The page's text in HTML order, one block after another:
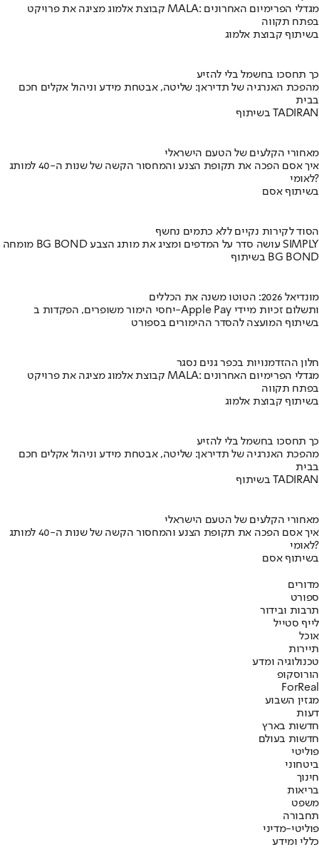
קבוצת אלמוג מציגה את פרויקט MALA: מגדלי הפרימיום האחרונים
בפתח תקווה
בשיתוף קבוצת אלמוג
כך תחסכו בחשמל בלי להזיע
מהפכת האנרגיה של תדיראן: שליטה, אבטחת מידע וניהול אקלים חכם
בבית
בשיתוף TADIRAN
מאחורי הקלעים של הטעם הישראלי
איך אסם הפכה את תקופת הצנע והמחסור הקשה של שנות ה-40 למותג
לאומי?
בשיתוף אסם
הסוד לקירות נקיים ללא כתמים נחשף
מומחה BG BOND עושה סדר על המדפים ומציג את מותג הצבע SIMPLY
בשיתוף BG BOND
מונדיאל 2026: הטוטו משנה את הכללים
יחסי הימור משופרים, הפקדות ב-Apple Pay ותשלום זכיות מיידי
בשיתוף המועצה להסדר ההימורים בספורט
חלון ההזדמנויות בכפר גנים נסגר
קבוצת אלמוג מציגה את פרויקט MALA: מגדלי הפרימיום האחרונים
בפתח תקווה
בשיתוף קבוצת אלמוג
כך תחסכו בחשמל בלי להזיע
מהפכת האנרגיה של תדיראן: שליטה, אבטחת מידע וניהול אקלים חכם
בבית
בשיתוף TADIRAN
מאחורי הקלעים של הטעם הישראלי
איך אסם הפכה את תקופת הצנע והמחסור הקשה של שנות ה-40 למותג
לאומי?
בשיתוף אסם
מדורים
ספורט
תרבות ובידור
לייף סטייל
אוכל
תיירות
טכנולוגיה ומדע
הורוסקופ
ForReal
מגזין השבוע
דעות
חדשות בארץ
חדשות בעולם
פוליטי
ביטחוני
חינוך
בריאות
משפט
תחבורה
פוליטי-מדיני
כללי ומידע